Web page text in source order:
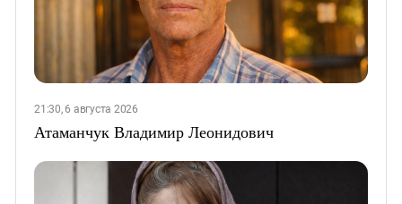
21:30, 6 августа 2026
Атаманчук Владимир Леонидович